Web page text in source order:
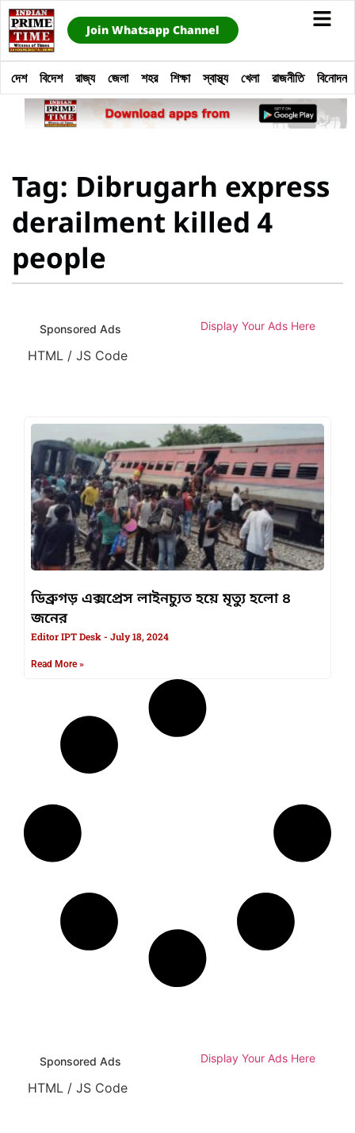
Join Whatsapp Channel
দেশ বিদেশ রাজ্য জেলা শহর শিক্ষা স্বাস্থ্য খেলা রাজনীতি বিনোদন
Tag: Dibrugarh express
derailment killed 4
people
Sponsored Ads Display Your Ads Here
HTML / JS Code
ডিব্রুগড় এক্সপ্রেস লাইনচ্যুত হয়ে মৃত্যু হলো ৪
জনের
Editor IPT Desk July 18, 2024
Read More »
Sponsored Ads Display Your Ads Here
HTML / JS Code